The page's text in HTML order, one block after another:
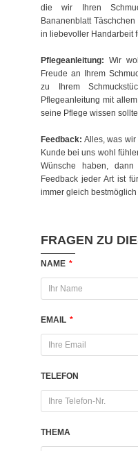
FRAGEN ZU
NAME *
EMAIL *
TELEFON
THEMA
die wir Ihren
Bananenblatt
in liebevoller Handarbeit
Pflegeanleitung: Wir
Freude an Ihrem
zu Ihrem
Pflegeanleitung mit
seine Pflege wissen
Feedback: Alles, was
Kunde bei uns wohl
Wünsche haben,
Feedback jeder Art ist
immer gleich